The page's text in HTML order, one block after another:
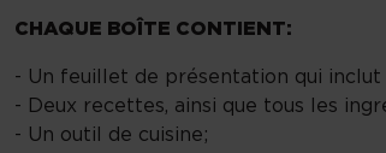
CHAQUE BOÎTE CONTIENT:
- Un feuillet de présentation qui inclut
- Deux recettes, ainsi que tous les
- Un outil de cuisine;